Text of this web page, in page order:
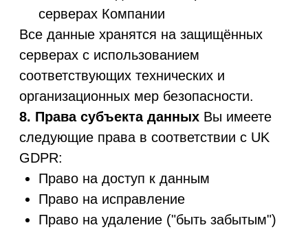
известно о получении данных от
несовершеннолетнего без согласия
законного представителя, такие данные
будут немедленно удалены.
11. Обновления Политики
может быть обновлена в любое время.
Дата последнего обновления указывается
ниже. Мы рекомендуем периодически
проверять актуальность версии.
Дата последнего обновления: 04
августа 2025 года
Политика регулируется
законодательством Великобритании. Все
споры подлежат рассмотрению в
соответствии с юрисдикцией судов